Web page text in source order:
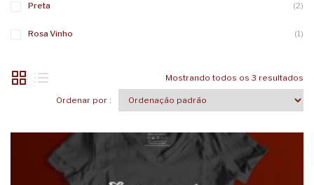
Preta (2)
Rosa Vinho (1)
Mostrando todos os 3 resultados
Ordenar por :